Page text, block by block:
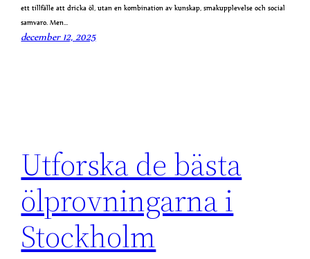
ett tillfälle att dricka öl, utan en kombination av kunskap, smakupplevelse och social
samvaro. Men…
december 12, 2025
Utforska de bästa
ölprovningarna i
Stockholm